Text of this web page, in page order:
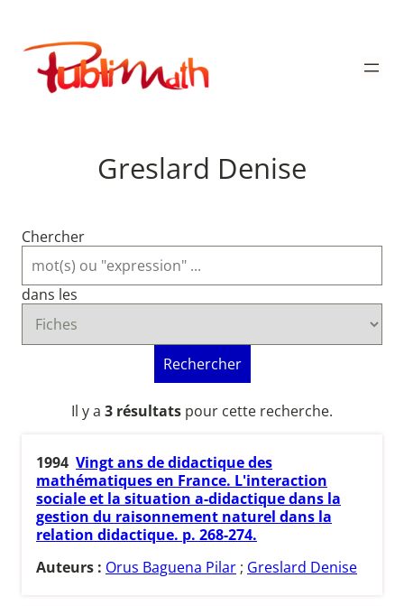
contenu
Publimath
Greslard Denise
Chercher
dans les
Rechercher
Il y a 3 résultats pour cette recherche.
1994 Vingt ans de didactique des
mathématiques en France. L'interaction
sociale et la situation a-didactique dans la
gestion du raisonnement naturel dans la
relation didactique. p. 268-274.
Auteurs : Orus Baguena Pilar ; Greslard Denise